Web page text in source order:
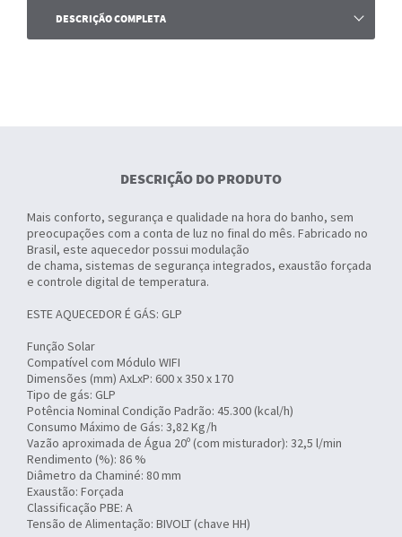
DESCRIÇÃO COMPLETA
DESCRIÇÃO DO PRODUTO
Mais conforto, segurança e qualidade na hora do banho, sem
preocupações com a conta de luz no final do mês. Fabricado no
Brasil, este aquecedor possui modulação
de chama, sistemas de segurança integrados, exaustão forçada
e controle digital de temperatura.
ESTE AQUECEDOR É GÁS: GLP
Função Solar
Compatível com Módulo WIFI
Dimensões (mm) AxLxP: 600 x 350 x 170
Tipo de gás: GLP
Potência Nominal Condição Padrão: 45.300 (kcal/h)
Consumo Máximo de Gás: 3,82 Kg/h
Vazão aproximada de Água 20º (com misturador): 32,5 l/min
Rendimento (%): 86 %
Diâmetro da Chaminé: 80 mm
Exaustão: Forçada
Classificação PBE: A
Tensão de Alimentação: BIVOLT (chave HH)